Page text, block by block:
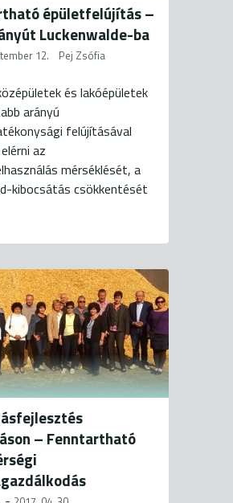
épületfelújítás –
Luckenwalde-ba
12. Pej Zsófia
és lakóépületek
arányú
felújításával
az
mérséklését, a
kibocsátás csökkentését
– Fenntartható